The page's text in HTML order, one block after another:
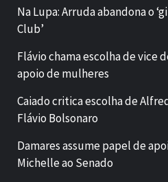
Na Lupa: Arruda abandona o
Club’
Flávio chama escolha de vice
apoio de mulheres
Caiado critica escolha de
Flávio Bolsonaro
Damares assume papel de
Michelle ao Senado